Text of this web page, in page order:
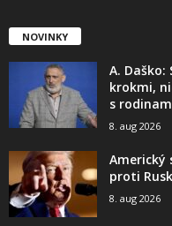
NOVINKY
A.
krokmi,
s
8. aug 2026
Americký
proti
8. aug 2026